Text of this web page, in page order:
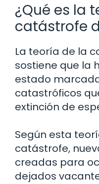
¿Qué es la
catástrofe
La teoría de la
sostiene que la
estado
catastróficos
extinción de
Según esta
catástrofe,
creadas para
dejados